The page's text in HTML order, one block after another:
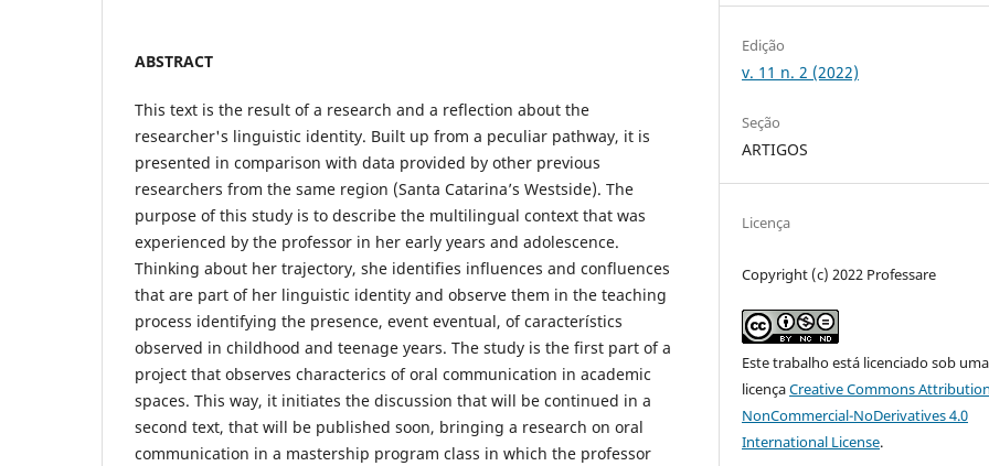
ABSTRACT
This text is the result of a research and a reflection about the
researcher's linguistic identity. Built up from a peculiar pathway, it is
presented in comparison with data provided by other previous
researchers from the same region (Santa Catarina’s Westside). The
purpose of this study is to describe the multilingual context that was
experienced by the professor in her early years and adolescence.
Thinking about her trajectory, she identifies influences and confluences
that are part of her linguistic identity and observe them in the teaching
process identifying the presence, event eventual, of característics
observed in childhood and teenage years. The study is the first part of a
project that observes characterics of oral communication in academic
spaces. This way, it initiates the discussion that will be continued in a
second text, that will be published soon, bringing a research on oral
communication in a mastership program class in which the professor
Edição
v. 11 n. 2 (2022)
Seção
ARTIGOS
Licença
Copyright (c) 2022 Professare
Este trabalho está licenciado sob uma
licençaCreative Commons
NonCommercial-NoDerivatives 4.0
International License.